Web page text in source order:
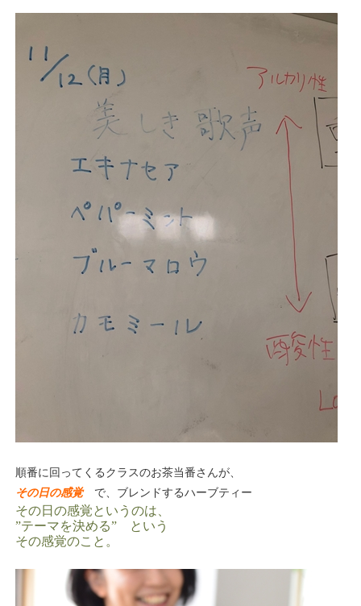
順番に回ってくるクラスのお茶当番さんが、
その日の感覚
で、ブレンドするハーブティー
その日の感覚というのは、
”テーマを決める” という
その感覚のこと。